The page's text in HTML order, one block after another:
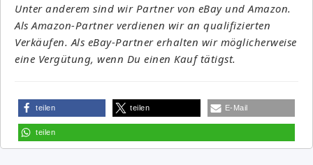
Unter anderem sind wir Partner von eBay und Amazon.
Als Amazon-Partner verdienen wir an qualifizierten
Verkäufen. Als eBay-Partner erhalten wir möglicherweise
eine Vergütung, wenn Du einen Kauf tätigst.
teilen teilen E-Mail
teilen